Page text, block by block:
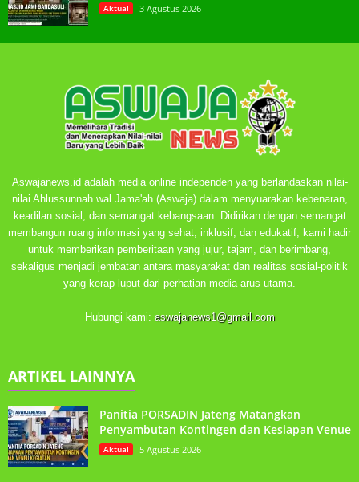
Aktual 3 Agustus 2026
Aswajanews.id adalah media online independen yang berlandaskan nilai-
nilai Ahlussunnah wal Jama'ah (Aswaja) dalam menyuarakan kebenaran,
keadilan sosial, dan semangat kebangsaan. Didirikan dengan semangat
membangun ruang informasi yang sehat, inklusif, dan edukatif, kami hadir
untuk memberikan pemberitaan yang jujur, tajam, dan berimbang,
sekaligus menjadi jembatan antara masyarakat dan realitas sosial-politik
yang kerap luput dari perhatian media arus utama.
Hubungi kami: aswajanews1@gmail.com
ARTIKEL LAINNYA
Panitia PORSADIN Jateng Matangkan
Penyambutan Kontingen dan Kesiapan Venue
Aktual 5 Agustus 2026